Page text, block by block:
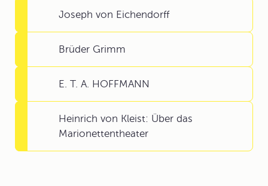
Joseph von Eichendorff
Brüder Grimm
E. T. A. HOFFMANN
Heinrich von Kleist: Über das
Marionettentheater